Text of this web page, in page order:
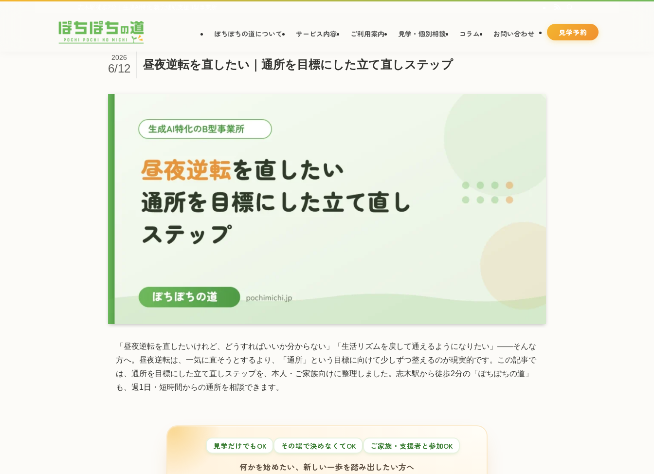
ぽちぽちの道について サービス内容 ご利用案内 見学・個別相談 コラム お問い合わせ 見学予約
昼夜逆転を直したい｜通所を目標にした立て直しステップ
2026
6/12
「昼夜逆転を直したいけれど、どうすればいいか分からない」「生活リズムを戻して通えるようになりたい」——そんな
方へ。昼夜逆転は、一気に直そうとするより、「通所」という目標に向けて少しずつ整えるのが現実的です。この記事で
は、通所を目標にした立て直しステップを、本人・ご家族向けに整理しました。志木駅から徒歩2分の「ぽちぽちの道」
も、週1日・短時間からの通所を相談できます。
見学だけでもOK その場で決めなくてOK ご家族・支援者と参加OK
何かを始めたい、新しい一歩を踏み出したい方へ